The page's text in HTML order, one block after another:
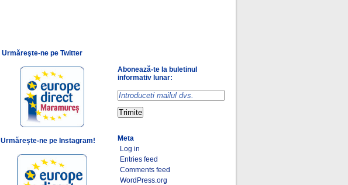
Urmăreşte-ne pe Twitter
Urmărește-ne pe Instagram!
Abonează-te la buletinul
informativ lunar:
Meta
Log in
Entries feed
Comments feed
WordPress.org